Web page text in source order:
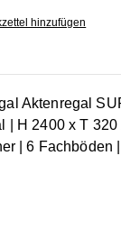
hinzufügen
überspringen